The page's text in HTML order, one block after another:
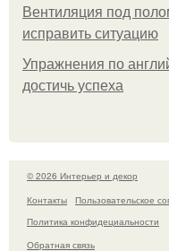
Вентиляция под
исправить ситуацию
Упражнения по
достичь успеха
© 2026 Интерьер и декор
Контакты
Пользовательское
Политика конфидециальности
Обратная связь